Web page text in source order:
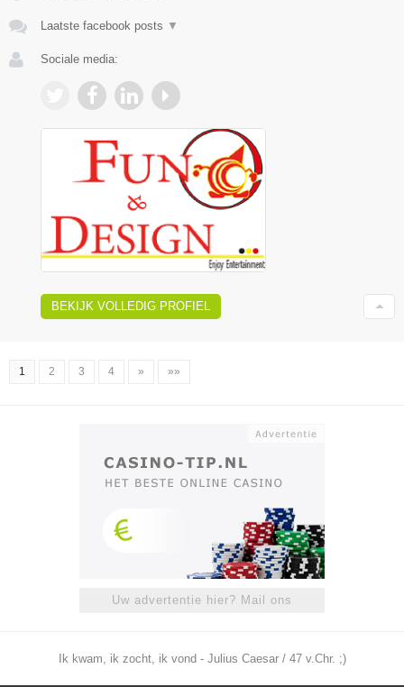
Laatste facebook posts ▼
Sociale media:
BEKIJK VOLLEDIG PROFIEL
1 2 3 4 » »»
Uw advertentie hier? Mail ons
Ik kwam, ik zocht, ik vond - Julius Caesar / 47 v.Chr. ;)